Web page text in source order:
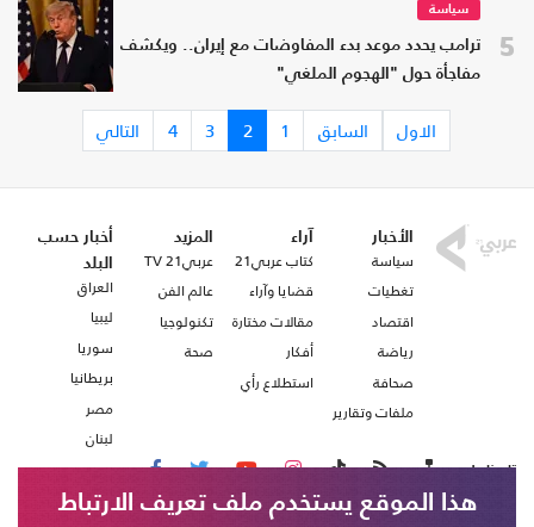
5
سياسة
ترامب يحدد موعد بدء المفاوضات مع إيران.. ويكشف
مفاجأة حول "الهجوم الملغي"
الاول السابق 1
2
3
4 التالي
الأخبار
سياسة
تغطيات
اقتصاد
رياضة
صحافة
ملفات وتقارير
آراء
كتاب عربي21
قضايا وآراء
مقالات مختارة
أفكار
استطلاع رأي
المزيد
عربي21 TV
عالم الفن
تكنولوجيا
صحة
أخبار حسب
البلد
العراق
ليبيا
سوريا
بريطانيا
مصر
لبنان
تابعنا على
هذا الموقع يستخدم ملف تعريف الارتباط